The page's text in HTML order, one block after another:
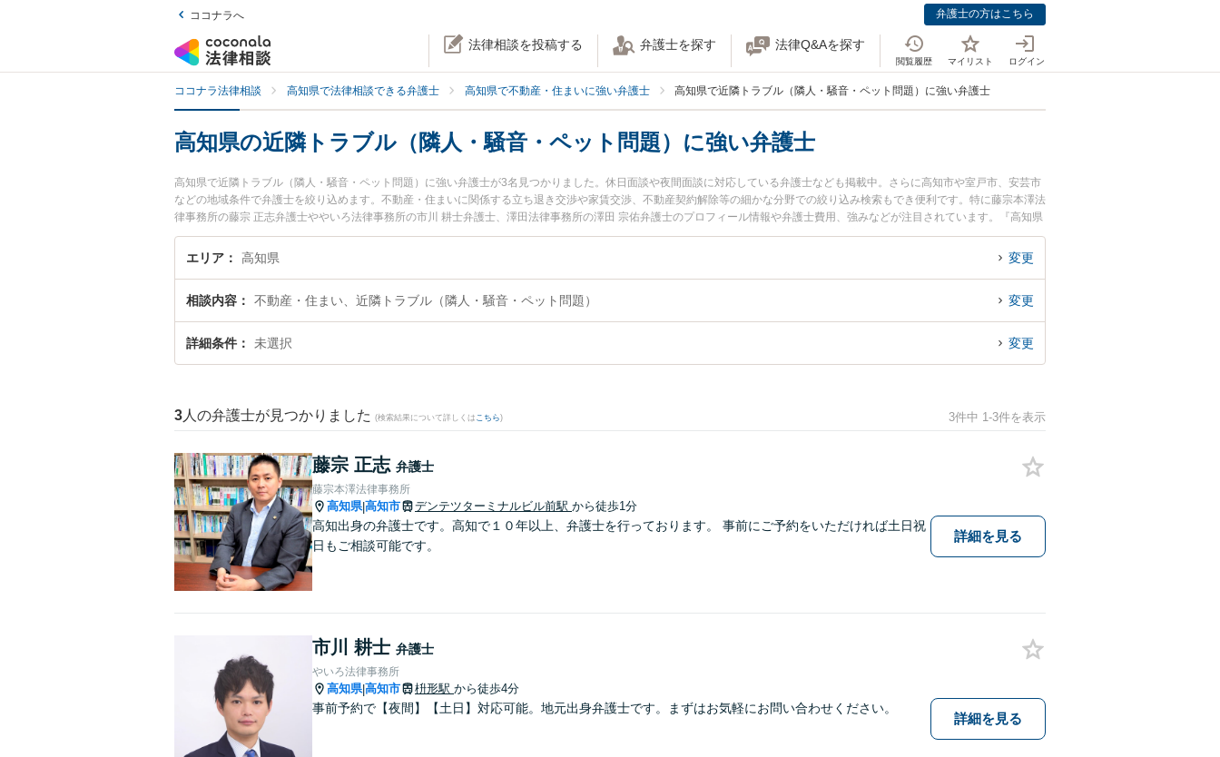
ココナラへ 弁護士の方はこちら
法律相談を投稿する 弁護士を探す 法律Q&Aを探す
閲覧履歴 マイリスト ログイン
ココナラ法律相談 高知県で法律相談できる弁護士 高知県で不動産・住まいに強い弁護士 高知県で近隣トラブル（隣人・騒音・ペット問題）に強い弁護士
高知県の近隣トラブル（隣人・騒音・ペット問題）に強い弁護士
高知県で近隣トラブル（隣人・騒音・ペット問題）に強い弁護士が3名見つかりました。休日面談や夜間面談に対応している弁護士なども掲載中。さらに高知市や室戸市、安芸市
などの地域条件で弁護士を絞り込めます。不動産・住まいに関係する立ち退き交渉や家賃交渉、不動産契約解除等の細かな分野での絞り込み検索もでき便利です。特に藤宗本澤法
律事務所の藤宗 正志弁護士ややいろ法律事務所の市川 耕士弁護士、澤田法律事務所の澤田 宗佑弁護士のプロフィール情報や弁護士費用、強みなどが注目されています。『高知県
で土日や夜間に発生した近隣トラブル（隣人・騒音・ペット問題）のトラブルを今すぐに弁護士に相談したい』『近隣トラブル（隣人・騒音・ペット問題）のトラブル解決の実績
豊富な近くの弁護士を検索したい』『初回相談無料で近隣トラブル（隣人・騒音・ペット問題）を法律相談できる高知県内の弁護士に相談予約したい』などでお困りの相談者さん
エリア 高知県 変更
相談内容 不動産・住まい、近隣トラブル（隣人・騒音・ペット問題） 変更
詳細条件 未選択 変更
3 人の弁護士が見つかりました (検索結果について詳しくは こちら) 3件中 1-3件を表示
藤宗 正志 弁護士
藤宗本澤法律事務所
高知県|高知市 デンテツターミナルビル前駅 から徒歩1分
高知出身の弁護士です。高知で１０年以上、弁護士を行っております。 事前にご予約をいただければ土日祝
日もご相談可能です。
詳細を見る
市川 耕士 弁護士
やいろ法律事務所
高知県|高知市 枡形駅 から徒歩4分
事前予約で【夜間】【土日】対応可能。地元出身弁護士です。まずはお気軽にお問い合わせください。
詳細を見る